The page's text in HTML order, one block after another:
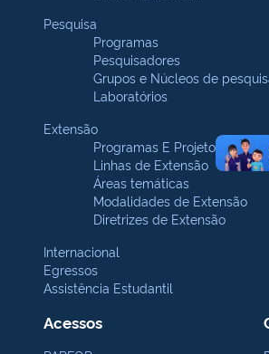
Pesquisa
Programas
Pesquisadores
Grupos e Núcleos de
Laboratórios
Extensão
Programas E Projetos
Linhas de Extensão
Áreas temáticas
Modalidades de Extensão
Diretrizes de Extensão
Internacional
Egressos
Assistência Estudantil
Acessos